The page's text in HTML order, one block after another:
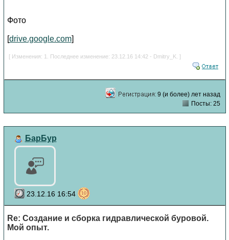
Фото
[drive.google.com]
[ Изменения: 1. Последнее изменение: 23.12.16 14:42 - Dmitry_K. ]
9 (и более) лет назад
Посты: 25
БарБур
23.12.16 16:54
Re: Создание и сборка гидравлической буровой.
Мой опыт.